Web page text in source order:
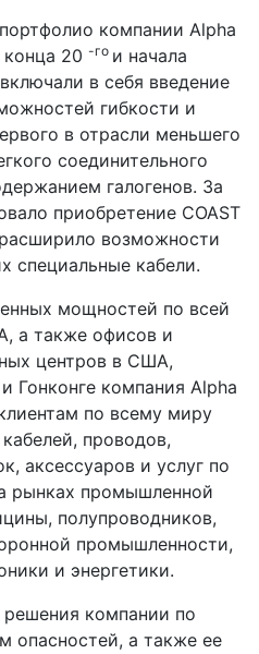
компании Alpha
20 -го и начала
в себя введение
гибкости и
в отрасли меньшего
соединительного
галогенов. За
приобретение COAST
возможности
специальные кабели.
мощностей по всей
а также офисов и
центров в США,
Гонконге компания Alpha
по всему миру
проводов,
аксессуаров и услуг по
рынках промышленной
полупроводников,
промышленности,
и энергетики.
компании по
опасностей, а также ее